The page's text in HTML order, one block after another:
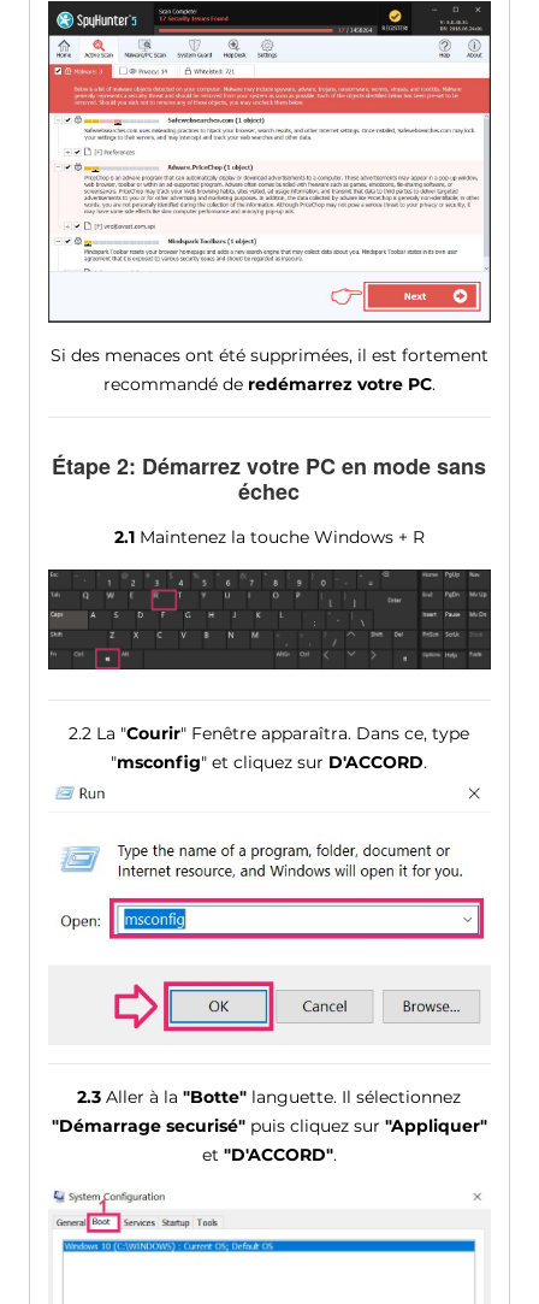
Si des menaces ont été supprimées, il est fortement
recommandé de redémarrez votre PC.
Étape 2: Démarrez votre PC en mode sans
échec
2.1Maintenez la touche Windows + R
2.2 La "Courir" Fenêtre apparaîtra. Dans ce, type
"msconfig" et cliquez sur D'ACCORD.
2.3 Aller à la"Botte" languette. Il sélectionnez
"Démarrage securisé"puis cliquez sur "Appliquer"
et "D'ACCORD".